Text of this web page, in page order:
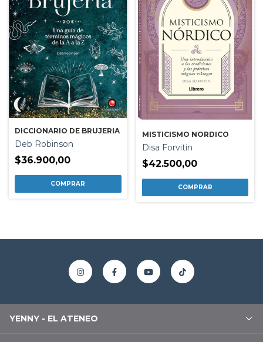
DICCIONARIO DE BRUJERIA
Deb Robinson
$36.900,00
MISTICISMO NORDICO
Disa Forvitin
$42.500,00
YENNY - EL ATENEO